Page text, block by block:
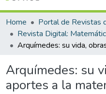
Home
Arquímedes: su
aportes a la